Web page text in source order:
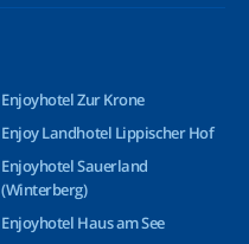
Enjoyhotel Zur Krone
Enjoy Landhotel Lippischer Hof
Enjoyhotel Sauerland
(Winterberg)
Enjoyhotel Haus am See